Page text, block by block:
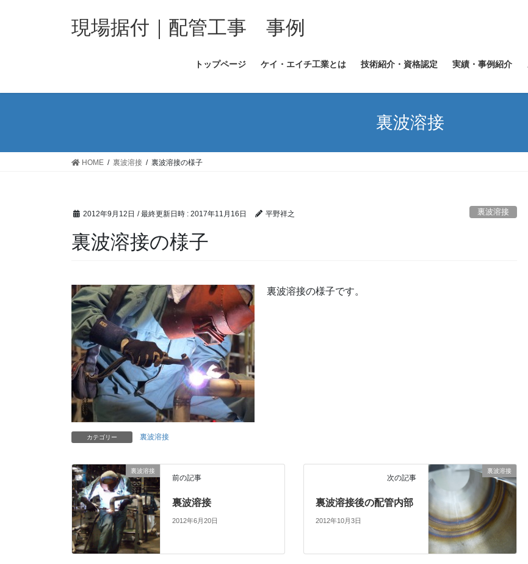
ス
ン
現場据付｜配管工事 事例
トップページ ケイ・エイチ工業とは 技術紹介・資格認定 実績・事例紹介
裏波溶接
HOME 裏波溶接 裏波溶接の様子
2012年9月12日 / 最終更新日時 : 2017年11月16日 平野祥之 裏波溶接
裏波溶接の様子
裏波溶接の様子です。
カテゴリー 裏波溶接
裏波溶接
前の記事
裏波溶接
2012年6月20日
裏波溶接
次の記事
裏波溶接後の配管内部
2012年10月3日